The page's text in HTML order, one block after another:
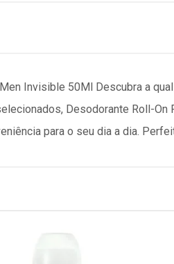
Invisible 50Ml Descubra a
Desodorante Roll-
para o seu dia a dia.